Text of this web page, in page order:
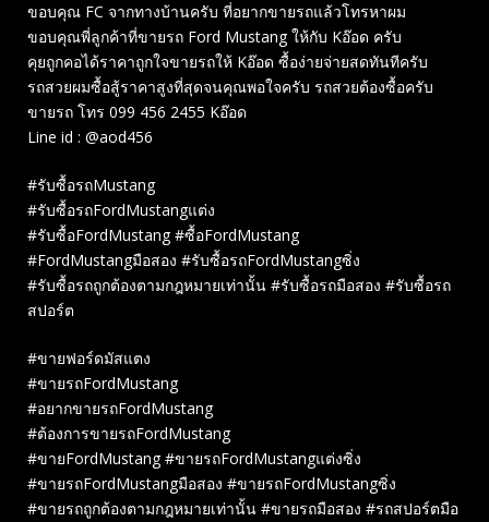
ขอบคุณ FC จากทางบ้านครับ ที่อยากขายรถแล้วโทรหาผม
ขอบคุณพี่ลูกค้าที่ขายรถ Ford Mustang ให้กับ Kอ๊อด ครับ
คุยถูกคอได้ราคาถูกใจขายรถให้ Kอ๊อด ซื้อง่ายจ่ายสดทันทีครับ
รถสวยผมซื้อสู้ราคาสูงที่สุดจนคุณพอใจครับ รถสวยต้องซื้อครับ
ขายรถ โทร 099 456 2455 Kอ๊อด
Line id : @aod456
#รับซื้อรถMustang
#รับซื้อรถFordMustangแต่ง
#รับซื้อFordMustang #ซื้อFordMustang
#FordMustangมือสอง #รับซื้อรถFordMustangซิ่ง
#รับซื้อรถถูกต้องตามกฎหมายเท่านั้น #รับซื้อรถมือสอง #รับซื้อรถ
สปอร์ต
#ขายฟอร์ดมัสแตง
#ขายรถFordMustang
#อยากขายรถFordMustang
#ต้องการขายรถFordMustang
#ขายFordMustang #ขายรถFordMustangแต่งซิ่ง
#ขายรถFordMustangมือสอง #ขายรถFordMustangซิ่ง
#ขายรถถูกต้องตามกฎหมายเท่านั้น #ขายรถมือสอง #รถสปอร์ตมือ